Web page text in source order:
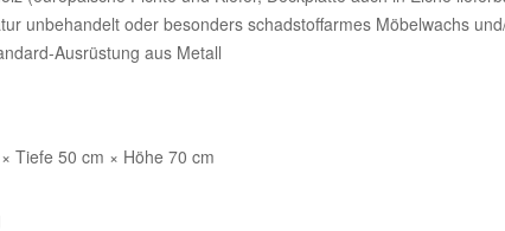
unbehandelt oder besonders schadstoffarmes Möbelwachs
Ausrüstung aus Metall
Tiefe 50 cm × Höhe 70 cm